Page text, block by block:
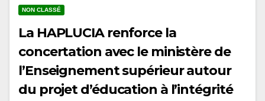
La HAPLUCIA renforce la
concertation avec le ministère de
l’Enseignement supérieur autour
du projet d’éducation à l’intégrité
24 FÉVRIER 2026